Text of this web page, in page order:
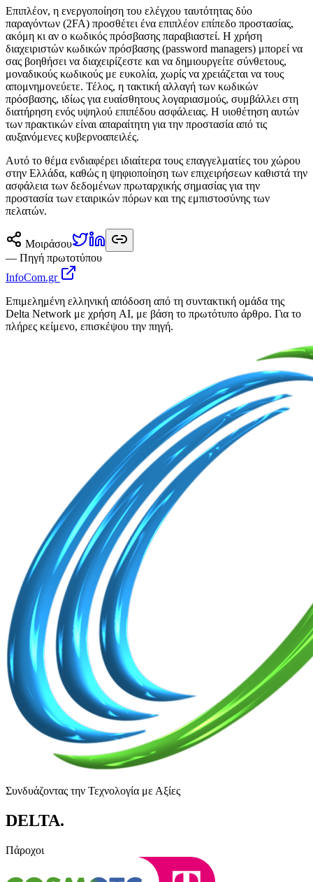
Επιπλέον, η ενεργοποίηση του ελέγχου ταυτότητας δύο
παραγόντων (2FA) προσθέτει ένα επιπλέον επίπεδο προστασίας,
ακόμη κι αν ο κωδικός πρόσβασης παραβιαστεί. Η χρήση
διαχειριστών κωδικών πρόσβασης (password managers) μπορεί να
σας βοηθήσει να διαχειρίζεστε και να δημιουργείτε σύνθετους,
μοναδικούς κωδικούς με ευκολία, χωρίς να χρειάζεται να τους
απομνημονεύετε. Τέλος, η τακτική αλλαγή των κωδικών
πρόσβασης, ιδίως για ευαίσθητους λογαριασμούς, συμβάλλει στη
διατήρηση ενός υψηλού επιπέδου ασφάλειας. Η υιοθέτηση αυτών
των πρακτικών είναι απαραίτητη για την προστασία από τις
αυξανόμενες κυβερνοαπειλές.
Αυτό το θέμα ενδιαφέρει ιδιαίτερα τους επαγγελματίες του χώρου
στην Ελλάδα, καθώς η ψηφιοποίηση των επιχειρήσεων καθιστά την
ασφάλεια των δεδομένων πρωταρχικής σημασίας για την
προστασία των εταιρικών πόρων και της εμπιστοσύνης των
πελατών.
Μοιράσου
— Πηγή πρωτοτύπου
InfoCom.gr
Επιμελημένη ελληνική απόδοση από τη συντακτική ομάδα της
Delta Network με χρήση AI, με βάση το πρωτότυπο άρθρο. Για το
πλήρες κείμενο, επισκέψου την πηγή.
Συνδυάζοντας την Τεχνολογία με Αξίες
DELTA.
Πάροχοι